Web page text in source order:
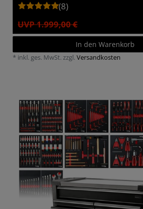
(8)
UVP 1.999,00 €
In den Warenkorb
* inkl. ges. MwSt. zzgl.Versandkosten